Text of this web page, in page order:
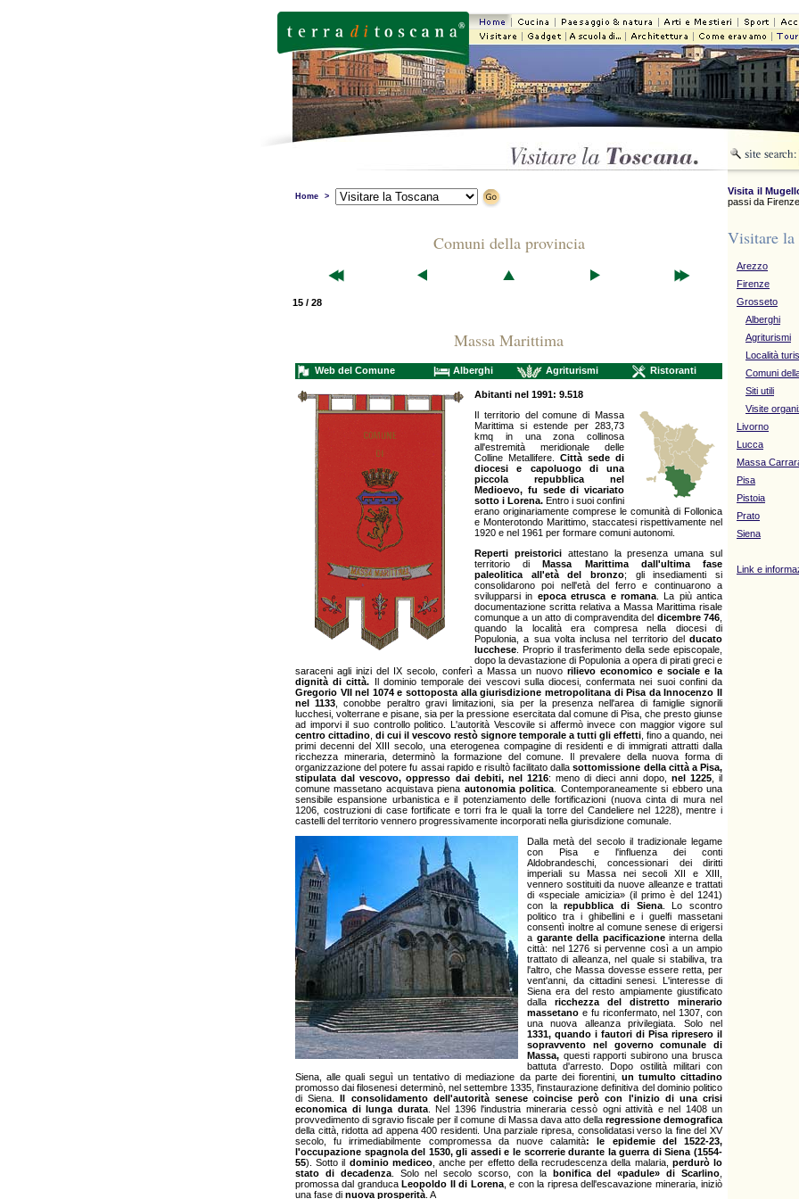
Home > Visita il
passi da
Visitare la
Arezzo
Firenze
Grosseto
Alberghi
Agriturismi
Località
Comuni
Siti utili
Visite
Livorno
Lucca
Massa
Pisa
Pistoia
Prato
Siena
Link e
Comuni della provincia
15 / 28
Massa Marittima
Web del Comune Alberghi Agriturismi Ristoranti
Abitanti nel 1991: 9.518
Il territorio del comune di Massa
Marittima si estende per 283,73
kmq in una zona collinosa
all'estremità meridionale delle
Colline Metallifere. Città sede di
diocesi e capoluogo di una
piccola repubblica nel
Medioevo, fu sede di vicariato
sotto i Lorena. Entro i suoi confini
erano originariamente comprese le comunità di Follonica
e Monterotondo Marittimo, staccatesi rispettivamente nel
1920 e nel 1961 per formare comuni autonomi.
Reperti preistoriciattestano la presenza umana sul
territorio diMassa Marittima
dall'ultima fase
paleolitica all'età del bronzo; gli insediamenti si
consolidarono poi nell'età del ferro e continuarono a
svilupparsi in epoca etrusca e romana. La più antica
documentazione scritta relativa a Massa Marittima risale
comunque a un atto di compravendita del dicembre 746
quando la località era compresa nella diocesi di
Populonia, a sua volta inclusa nel territorio del ducato
lucchese . Proprio il trasferimento della sede episcopale,
dopo la devastazione di Populonia a opera di pirati greci e
saraceni agli inizi del IX secolo, conferì a Massa un nuovo rilievo economico e sociale e la
dignità di città. Il dominio temporale dei vescovi sulla diocesi, confermata nei suoi confini da
Gregorio VII nel 1074 e sottoposta alla giurisdizione metropolitana di Pisa da Innocenzo II
nel 1133 , conobbe peraltro gravi limitazioni, sia per la presenza nell'area di famiglie signorili
lucchesi, volterrane e pisane, sia per la pressione esercitata dal comune di Pisa, che presto giunse
ad imporvi il suo controllo politico. L'autorità Vescovile si affermò invece con maggior vigore sul
centro cittadino di cui il vescovo restò signore temporale a tutti gli effetti , fino a quando, nei
primi decenni del XIII secolo, una eterogenea compagine di residenti e di immigrati attratti dalla
ricchezza mineraria, determinò la formazione del comune. Il prevalere della nuova forma di
organizzazione del potere fu assai rapido e risultò facilitato dallasottomissione della città a Pisa,
stipulata dal vescovo, oppresso dai debiti, nel 1216: meno di dieci anni dopo, nel 1225, il
comune massetano acquistava piena autonomia politica . Contemporaneamente si ebbero una
sensibile espansione urbanistica e il potenziamento delle fortificazioni (nuova cinta di mura nel
1206, costruzioni di case fortificate e torri fra le quali la torre del Candeliere nel 1228), mentre i
castelli del territorio vennero progressivamente incorporati nella giurisdizione comunale.
Dalla metà del secolo il tradizionale legame
con Pisa e l'influenza dei conti
Aldobrandeschi, concessionari dei diritti
imperiali su Massa nei secoli XII e XIII,
vennero sostituiti da nuove alleanze e trattati
di «speciale amicizia» (il primo è del 1241)
con larepubblica di Siena. Lo scontro
politico tra i ghibellini e i guelfi massetani
consentì inoltre al comune senese di erigersi
a garante della pacificazioneinterna della
città: nel 1276 si pervenne così a un ampio
trattato di alleanza, nel quale si stabiliva, tra
l'altro, che Massa dovesse essere retta, per
vent'anni, da cittadini senesi. L'interesse di
Siena era del resto ampiamente giustificato
dalla ricchezza del distretto minerario
massetano e fu riconfermato, nel 1307, con
una nuova alleanza privilegiata. Solo nel
1331, quando i fautori di Pisa ripresero il
sopravvento nel governo comunale di
Massa, questi rapporti subirono una brusca
battuta d'arresto. Dopo ostilità militari con
Siena, alle quali seguì un tentativo di mediazione da parte dei fiorentini, un tumulto cittadino
promosso dai filosenesi determinò, nel settembre 1335, l'instaurazione definitiva del dominio politico
di Siena.Il consolidamento dell'autorità senese coincise però con l'inizio di una crisi
economica di lunga durata. Nel 1396 l'industria mineraria cessò ogni attività e nel 1408 un
provvedimento di sgravio fiscale per il comune di Massa dava atto della regressione demografica
della città, ridotta ad appena 400 residenti. Una parziale ripresa, consolidatasi verso la fine del XV
secolo, fu irrimediabilmente compromessa da nuove calamità: le epidemie del 1522-23,
l'occupazione spagnola del 1530, gli assedi e le scorrerie durante la guerra di Siena (1554-
55). Sotto il dominio mediceo, anche per effetto della recrudescenza della malaria, perdurò lo
stato di decadenza. Solo nel secolo scorso, con la bonifica del «padule» di Scarlino
promossa dal granducaLeopoldo II di Lorena, e con la ripresa dell'escavazione mineraria, iniziò
una fase di nuova prosperità . A